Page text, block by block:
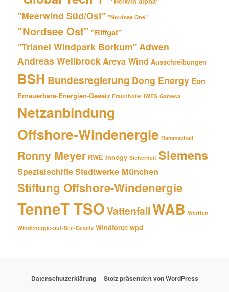
"Meerwind Süd/Ost" "Nordsee One"
"Nordsee Ost" "Riffgat"
"Trianel Windpark Borkum"Adwen
Andreas WellbrockAreva Wind Ausschreibungen
BSH Bundesregierung Dong Energy Eon
Erneuerbare-Energien-Gesetz Fraunhofer IWES Gamesa
Netzanbindung
Offshore-Windenergie Rammschall
Ronny Meyer RWE Innogy Sicherheit Siemens
SpezialschiffeStadtwerke München
Stiftung Offshore-Windenergie
TenneT TSOVattenfallWAB Werften
Windenergie-auf-See-Gesetz Windforce wpd
Datenschutzerklärung Stolz präsentiert von WordPress